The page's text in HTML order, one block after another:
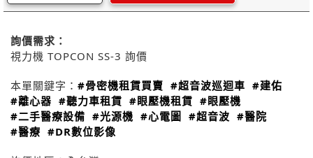
詢價需求：
視力機 TOPCON SS-3 詢價
本單關鍵字： #骨密機租賃買賣 #超音波巡迴車 #建佑
#離心器 #聽力車租賃 #眼壓機租賃 #眼壓機
#二手醫療設備 #光源機 #心電圖 #超音波 #醫院
#醫療 #DR數位影像